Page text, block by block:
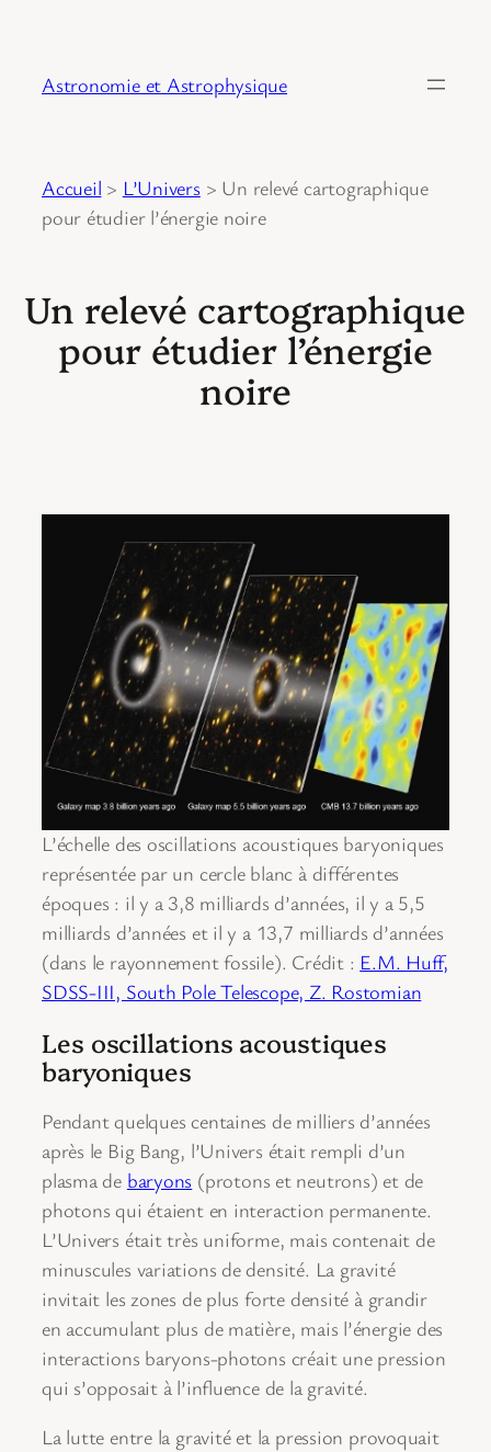
Astronomie et Astrophysique
Accueil > L’Univers> Un relevé cartographique
pour étudier l’énergie noire
Un relevé cartographique
pour étudier l’énergie
noire
L’échelle des oscillations acoustiques baryoniques
représentée par un cercle blanc à différentes
époques : il y a 3,8 milliards d’années, il y a 5,5
milliards d’années et il y a 13,7 milliards d’années
(dans le rayonnement fossile). Crédit : E.M. Huff,
SDSS-III, South Pole Telescope, Z. Rostomian
Les oscillations acoustiques
baryoniques
Pendant quelques centaines de milliers d’années
après le Big Bang, l’Univers était rempli d’un
plasma de baryons (protons et neutrons) et de
photons qui étaient en interaction permanente.
L’Univers était très uniforme, mais contenait de
minuscules variations de densité. La gravité
invitait les zones de plus forte densité à grandir
en accumulant plus de matière, mais l’énergie des
interactions baryons-photons créait une pression
qui s’opposait à l’influence de la gravité.
La lutte entre la gravité et la pression provoquait